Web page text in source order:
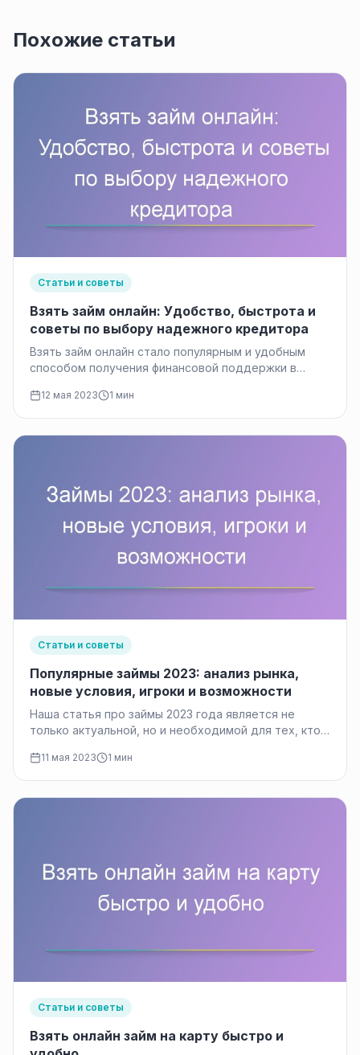
Похожие статьи
Статьи и советы
Взять займ онлайн: Удобство, быстрота и
советы по выбору надежного кредитора
Взять займ онлайн стало популярным и удобным
способом получения финансовой поддержки в
12 мая 2023 1 мин
Статьи и советы
Популярные займы 2023: анализ рынка,
новые условия, игроки и возможности
Наша статья про займы 2023 года является не
только актуальной, но и необходимой для тех, кто
11 мая 2023 1 мин
Статьи и советы
Взять онлайн займ на карту быстро и